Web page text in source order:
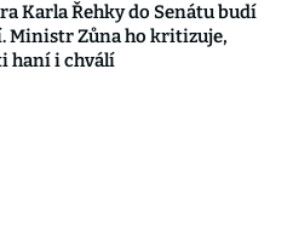
Karla Řehky do Senátu budí
Ministr Zůna ho kritizuje,
haní i chválí